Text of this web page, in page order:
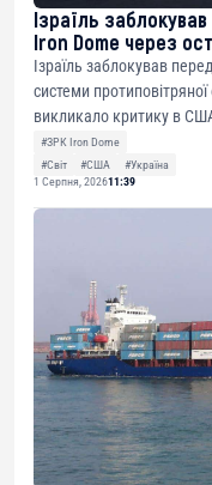
Ізраїль
Iron Dome через
Ізраїль заблокував
системи
викликало критику в
#ЗРК Iron Dome
#Світ
#США
#Україна
1 Серпня, 202611:39